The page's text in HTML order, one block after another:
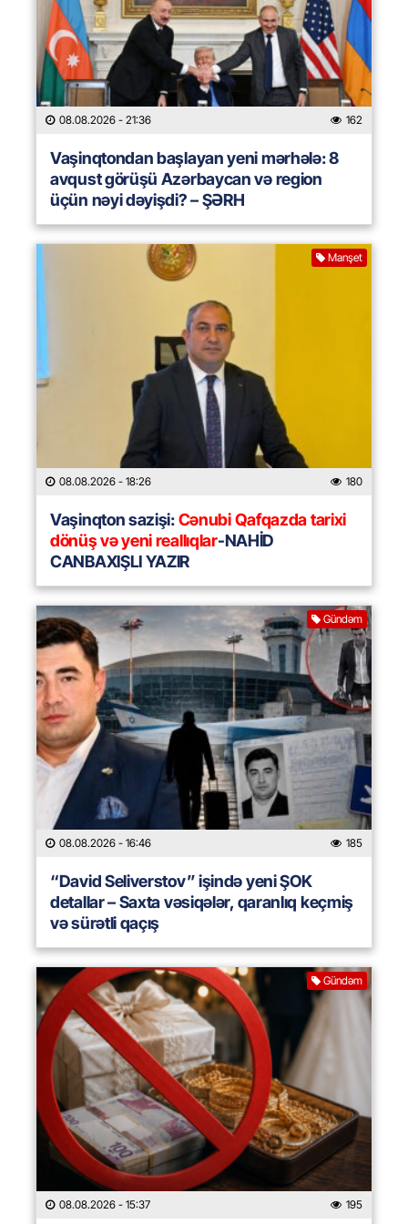
08.08.2026 - 21:36 162
Vaşinqtondan başlayan yeni mərhələ: 8
avqust görüşü Azərbaycan və region
üçün nəyi dəyişdi? – ŞƏRH
Manşet
08.08.2026 - 18:26 180
Vaşinqton sazişi:Cənubi Qafqazda tarixi
dönüş və yeni reallıqlar-NAHİD
CANBAXIŞLI YAZIR
Gündəm
08.08.2026 - 16:46 185
“David Seliverstov” işində yeni ŞOK
detallar – Saxta vəsiqələr, qaranlıq keçmiş
və sürətli qaçış
Gündəm
08.08.2026 - 15:37 195